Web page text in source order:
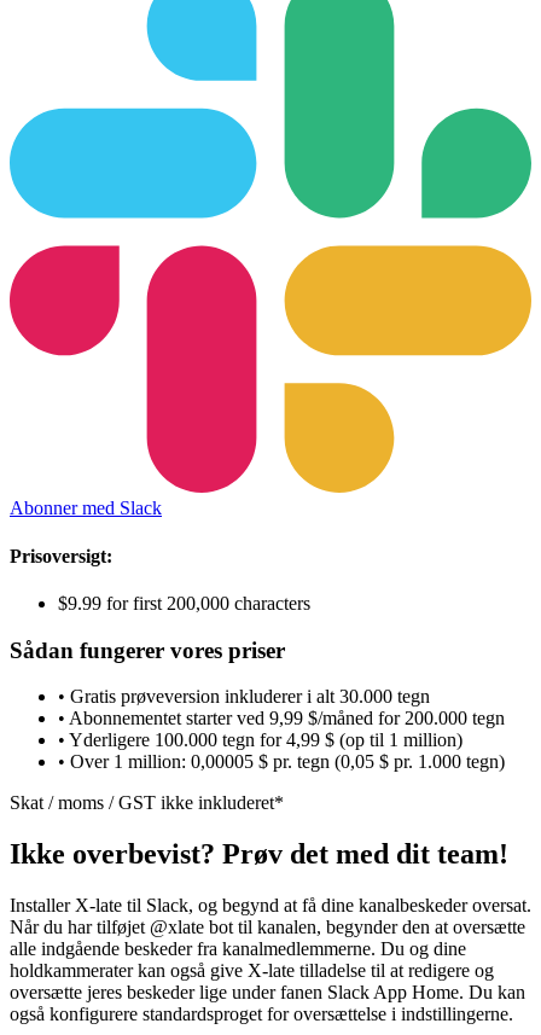
Abonner med Slack
Prisoversigt:
$9.99 for first 200,000 characters
Sådan fungerer vores priser
• Gratis prøveversion inkluderer i alt 30.000 tegn
• Abonnementet starter ved 9,99 $/måned for 200.000 tegn
• Yderligere 100.000 tegn for 4,99 $ (op til 1 million)
• Over 1 million: 0,00005 $ pr. tegn (0,05 $ pr. 1.000 tegn)
Skat / moms / GST ikke inkluderet*
Ikke overbevist? Prøv det med dit team!
Installer X-late til Slack, og begynd at få dine kanalbeskeder oversat.
Når du har tilføjet @xlate bot til kanalen, begynder den at oversætte
alle indgående beskeder fra kanalmedlemmerne. Du og dine
holdkammerater kan også give X-late tilladelse til at redigere og
oversætte jeres beskeder lige under fanen Slack App Home. Du kan
også konfigurere standardsproget for oversættelse i indstillingerne.